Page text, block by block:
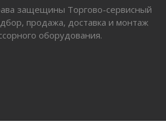
защещины Торгово-сервисный
продажа, доставка и монтаж
оборудования.